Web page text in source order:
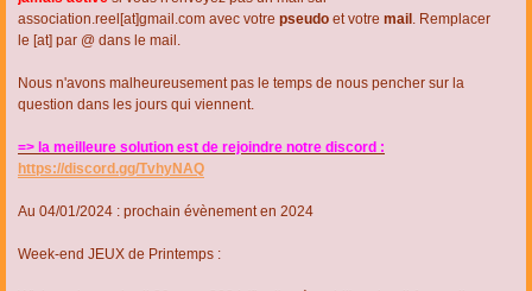
association.reel[at]gmail.com avec votre pseudo et votre mail . Remplacer
le [at] par @ dans le mail.
Nous n'avons malheureusement pas le temps de nous pencher sur la
question dans les jours qui viennent.
=> la meilleure solution est de rejoindre notre discord :
https://discord.gg/TvhyNAQ
Au 04/01/2024 : prochain évènement en 2024
Week-end JEUX de Printemps :